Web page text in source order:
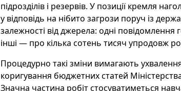
підрозділів і резервів. У позиції кремля
у відповідь на нібито загрози поруч із
залежності від джерела: одні повідомлення
інші — про кілька сотень тисяч упродовж
Процедурно такі зміни вимагають
коригування бюджетних статей
Значна частина робіт стосуватиметься